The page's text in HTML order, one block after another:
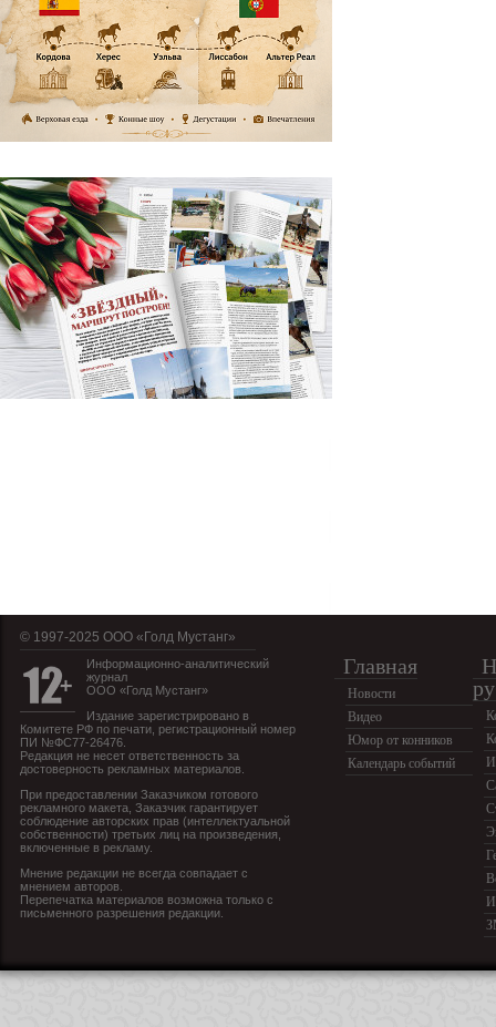
© 1997-2025 OOO «Голд Мустанг»
Информационно-аналитический
журнал
ООО «Голд Мустанг»
Издание зарегистрировано в
Комитете РФ по печати, регистрационный номер
ПИ №ФС77-26476.
Редакция не несет ответственность за
достоверность рекламных материалов.
При предоставлении Заказчиком готового
рекламного макета, Заказчик гарантирует
соблюдение авторских прав (интеллектуальной
собственности) третьих лиц на произведения,
включенные в рекламу.
Мнение редакции не всегда совпадает с
мнением авторов.
Перепечатка материалов возможна только с
письменного разрешения редакции.
Главная
Новости
Видео
Юмор от конников
Календарь событий